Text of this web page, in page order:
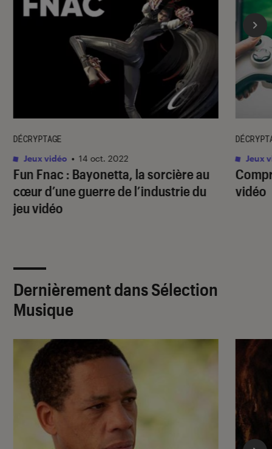
Fun Fnac : Bayonetta, la sorcière au
cœur d’une guerre de l’industrie du
jeu vidéo
DÉCRYPTAGE
Jeux vidéo • 14 oct. 2022
vidéo
Jeux
Dernièrement dans Sélection
Musique